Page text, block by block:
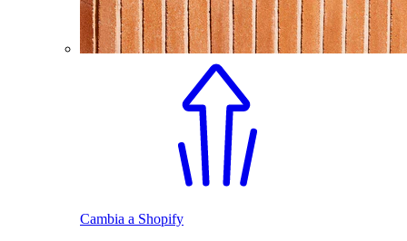
Cambia a Shopify